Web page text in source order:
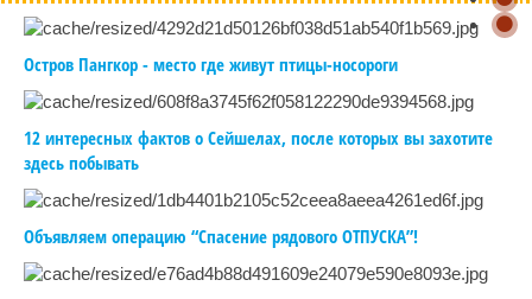
Остров Пангкор - место где живут птицы-носороги
12 интересных фактов о Сейшелах, после которых вы захотите
здесь побывать
Объявляем операцию “Спасение рядового ОТПУСКА”!